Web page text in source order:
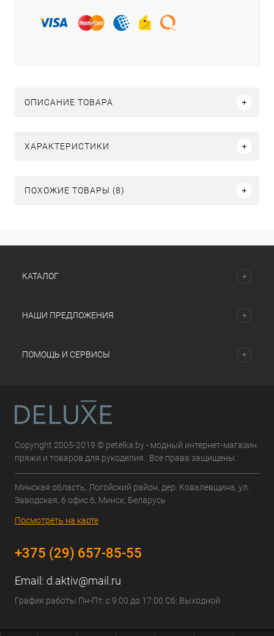
ОПИСАНИЕ ТОВАРА
ХАРАКТЕРИСТИКИ
ПОХОЖИЕ ТОВАРЫ (8)
КАТАЛОГ
НАШИ ПРЕДЛОЖЕНИЯ
ПОМОЩЬ И СЕРВИСЫ
Copyright 2005-2019 © petelka.by - модный интернет-магазин
пряжи и товаров для рукоделия.. Все права защищены.
Минская область, Логойский район, дер. Ковалевщина, ул.
Заводская, 6 офис 6, Минск, Беларусь
Посмотреть на карте
+375 (29) 657-85-55
Email: d.aktiv@mail.ru
График работы Пн-Пт: с 9:00 до 17:00 Сб: Выходной